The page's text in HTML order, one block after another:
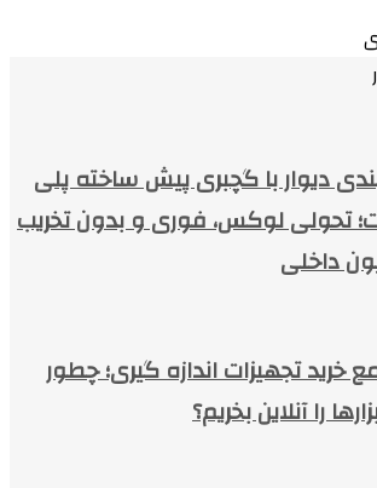
دیوار با گچبری پیش ساخته پلی
تحولی لوکس، فوری و بدون تخریب
داخلی
خرید تجهیزات اندازه گیری؛ چطور
را آنلاین بخریم؟